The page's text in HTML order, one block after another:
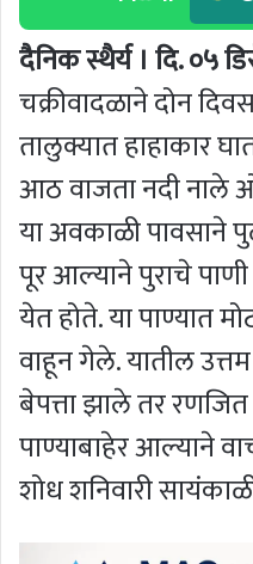
दैनिक स्थैर्य । दि. ०५
चक्रीवादळाने दोन
तालुक्यात हाहाकार
आठ वाजता नदी नाले
या अवकाळी पावसाने
पूर आल्याने पुराचे
येत होते. या पाण्यात
वाहून गेले. यातील
बेपत्ता झाले तर
पाण्याबाहेर आल्याने
शोध शनिवारी